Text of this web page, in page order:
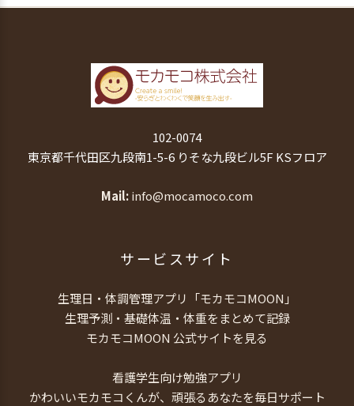
102-0074
東京都千代田区九段南1-5-6 りそな九段ビル5F KSフロア
Mail info@mocamoco.com
サービスサイト
生理日・体調管理アプリ「モカモコMOON」
生理予測・基礎体温・体重をまとめて記録
モカモコMOON 公式サイトを見る
看護学生向け勉強アプリ
かわいいモカモコくんが、頑張るあなたを毎日サポート